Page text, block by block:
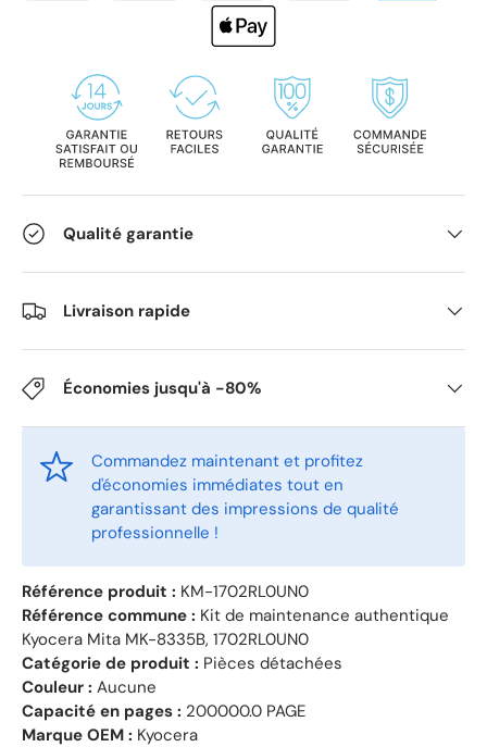
Qualité garantie
Livraison rapide
Économies jusqu'à -80%
Commandez maintenant et profitez
d'économies immédiates tout en
garantissant des impressions de qualité
professionnelle !
Référence produit : KM-1702RL0UN0
Référence commune : Kit de maintenance authentique
Kyocera Mita MK-8335B, 1702RL0UN0
Catégorie de produit : Pièces détachées
Couleur : Aucune
Capacité en pages : 200000.0 PAGE
Marque OEM : Kyocera